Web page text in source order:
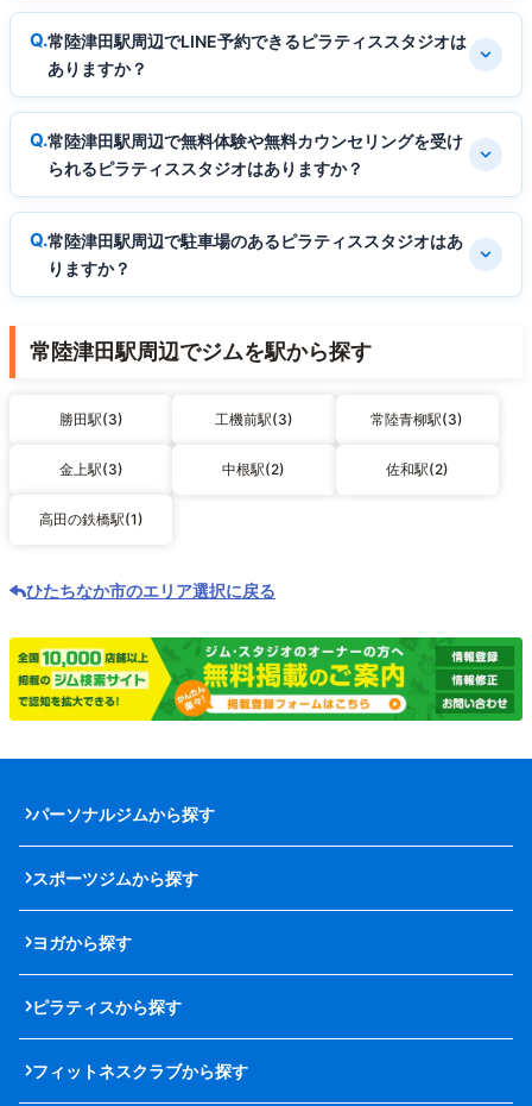
常陸津田駅周辺でLINE予約できるピラティススタジオは
ありますか？
常陸津田駅周辺で無料体験や無料カウンセリングを受け
られるピラティススタジオはありますか？
常陸津田駅周辺で駐車場のあるピラティススタジオはあ
りますか？
常陸津田駅周辺でジムを駅から探す
勝田駅(3) 工機前駅(3) 常陸青柳駅(3)
金上駅(3) 中根駅(2) 佐和駅(2)
高田の鉄橋駅(1)
ひたちなか市のエリア選択に戻る
パーソナルジムから探す
スポーツジムから探す
ヨガから探す
ピラティスから探す
フィットネスクラブから探す